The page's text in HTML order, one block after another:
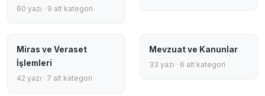
60 yazı · 9 alt kategori
Miras ve Veraset
İşlemleri
42 yazı · 7 alt kategori
Mevzuat ve Kanunlar
33 yazı · 6 alt kategori